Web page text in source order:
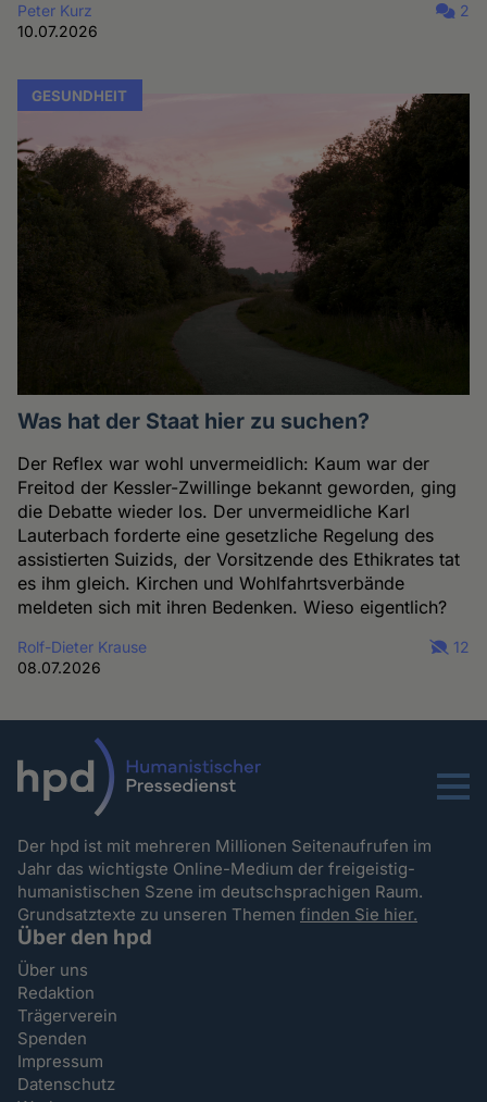
Peter Kurz
10.07.2026
2
GESUNDHEIT
Was hat der Staat hier zu suchen?
Der Reflex war wohl unvermeidlich: Kaum war der
Freitod der Kessler-Zwillinge bekannt geworden, ging
die Debatte wieder los. Der unvermeidliche Karl
Lauterbach forderte eine gesetzliche Regelung des
assistierten Suizids, der Vorsitzende des Ethikrates tat
es ihm gleich. Kirchen und Wohlfahrtsverbände
meldeten sich mit ihren Bedenken. Wieso eigentlich?
Rolf-Dieter Krause
08.07.2026
12
Menu
Der hpd ist mit mehreren Millionen Seitenaufrufen im
Jahr das wichtigste Online-Medium der freigeistig-
humanistischen Szene im deutschsprachigen Raum.
Grundsatztexte zu unseren Themenfinden Sie hier.
Über den hpd
Über uns
Redaktion
Trägerverein
Spenden
Impressum
Datenschutz